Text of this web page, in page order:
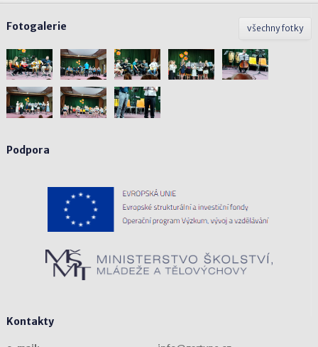
všechny fotky
Fotogalerie
Podpora
Kontakty